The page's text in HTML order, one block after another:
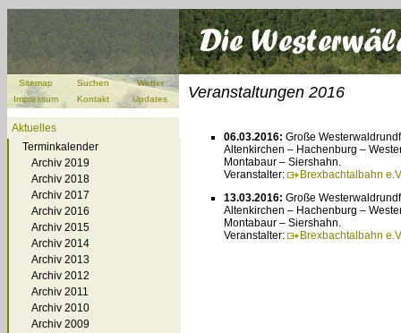
Sitemap Suchen
Wetter
Impressum
Kontakt Updates
Aktuelles
Terminkalender
Archiv 2019
Archiv 2018
Archiv 2017
Archiv 2016
Archiv 2015
Archiv 2014
Archiv 2013
Archiv 2012
Archiv 2011
Archiv 2010
Archiv 2009
Veranstaltungen 2016
06.03.2016: Große
Altenkirchen – Hachenburg –
Montabaur – Siershahn.
Veranstalter:
Brexbachtalbahn
13.03.2016: Große
Altenkirchen – Hachenburg –
Montabaur – Siershahn.
Veranstalter:
Brexbachtalbahn